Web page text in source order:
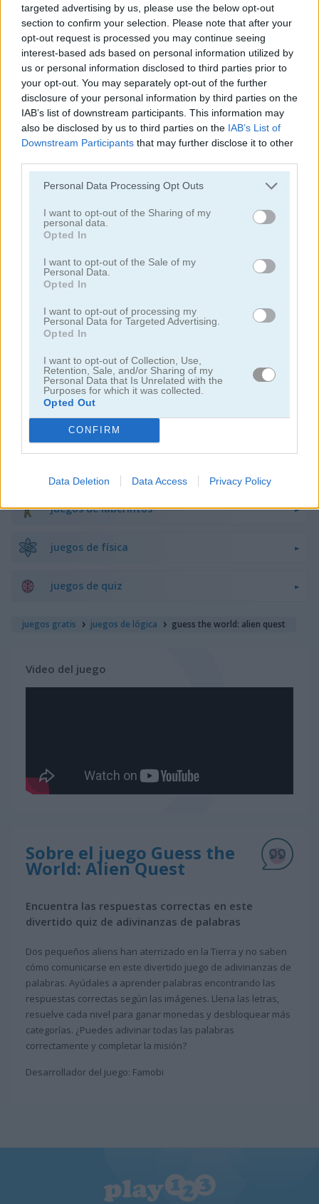
targeted advertising by us, please use the below opt-out
section to confirm your selection. Please note that after your
opt-out request is processed you may continue seeing
interest-based ads based on personal information utilized by
us or personal information disclosed to third parties prior to
your opt-out. You may separately opt-out of the further
disclosure of your personal information by third parties on the
IAB’s list of downstream participants. This information may
also be disclosed by us to third parties on the IAB’s List of
Downstream Participants that may further disclose it to other
Personal Data Processing Opt Outs
I want to opt-out of the Sharing of my
personal data.
Opted In
I want to opt-out of the Sale of my
Personal Data.
Opted In
I want to opt-out of processing my
Personal Data for Targeted Advertising.
Opted In
I want to opt-out of Collection, Use,
Retention, Sale, and/or Sharing of my
Personal Data that Is Unrelated with the
Purposes for which it was collected.
Opted Out
CONFIRM
Data Deletion Data Access Privacy Policy
Escape Room: Home Escape Wordler
juegos de cerebro
educativos
juegos de escapar
juegos de geografía
juegos de ahorcado
juegos de objetos ocultos
juegos de laberintos
juegos de física
juegos de quiz
juegos gratis juegos de lógica guess the world: alien quest
Video del juego
Sobre el juego Guess the
World: Alien Quest
Encuentra las respuestas correctas en este
divertido quiz de adivinanzas de palabras
Dos pequeños aliens han aterrizado en la Tierra y no saben
cómo comunicarse en este divertido juego de adivinanzas de
palabras. Ayúdales a aprender palabras encontrando las
respuestas correctas según las imágenes. Llena las letras,
resuelve cada nivel para ganar monedas y desbloquear más
categorías. ¿Puedes adivinar todas las palabras
correctamente y completar la misión?
Desarrollador del juego: Famobi